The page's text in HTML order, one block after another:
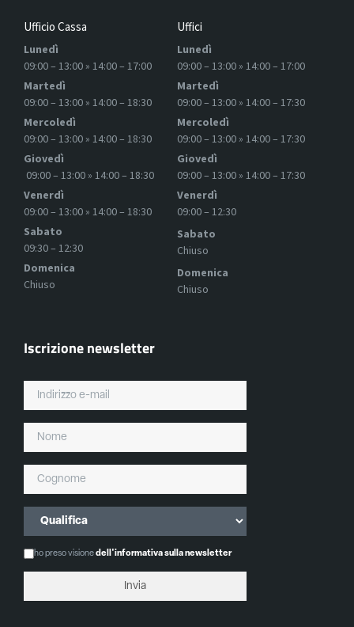
Ufficio Cassa
Lunedì
09:00 – 13:00 » 14:00 – 17:00
Martedì
09:00 – 13:00 » 14:00 – 18:30
Mercoledì
09:00 – 13:00 » 14:00 – 18:30
Giovedì
09:00 – 13:00 » 14:00 – 18:30
Venerdì
09:00 – 13:00 » 14:00 – 18:30
Sabato
09:30 – 12:30
Domenica
Chiuso
Uffici
Lunedì
09:00 – 13:00 » 14:00 – 17:00
Martedì
09:00 – 13:00 » 14:00 – 17:30
Mercoledì
09:00 – 13:00 » 14:00 – 17:30
Giovedì
09:00 – 13:00 » 14:00 – 17:30
Venerdì
09:00 – 12:30
Sabato
Chiuso
Domenica
Chiuso
Iscrizione newsletter
ho preso visionedell'informativa sulla newsletter